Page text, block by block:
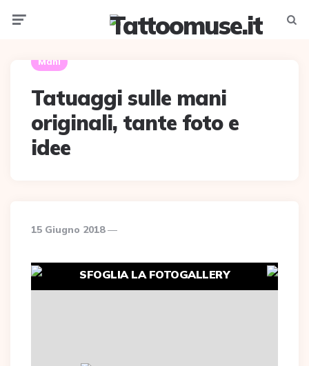
Mani
Tatuaggi sulle mani
originali, tante foto e
idee
15 Giugno 2018
SFOGLIA LA FOTOGALLERY